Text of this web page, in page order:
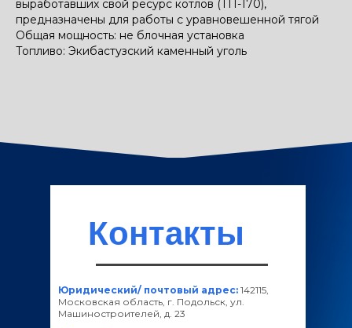
выработавших свой ресурс котлов (ТП-170),
предназначены для работы с уравновешенной тягой
Общая мощность: не блочная установка
Топливо: Экибастузский каменный уголь
Контакты
Юридический/ почтовый адрес: 142115,
Московская область, г. Подольск, ул.
Машиностроителей, д. 23